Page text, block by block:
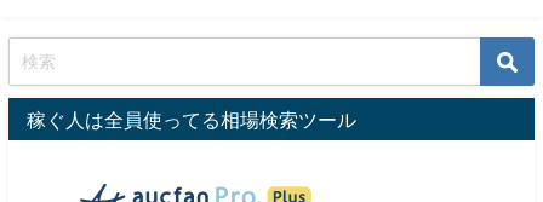
稼ぐ人は全員使ってる相場検索ツール